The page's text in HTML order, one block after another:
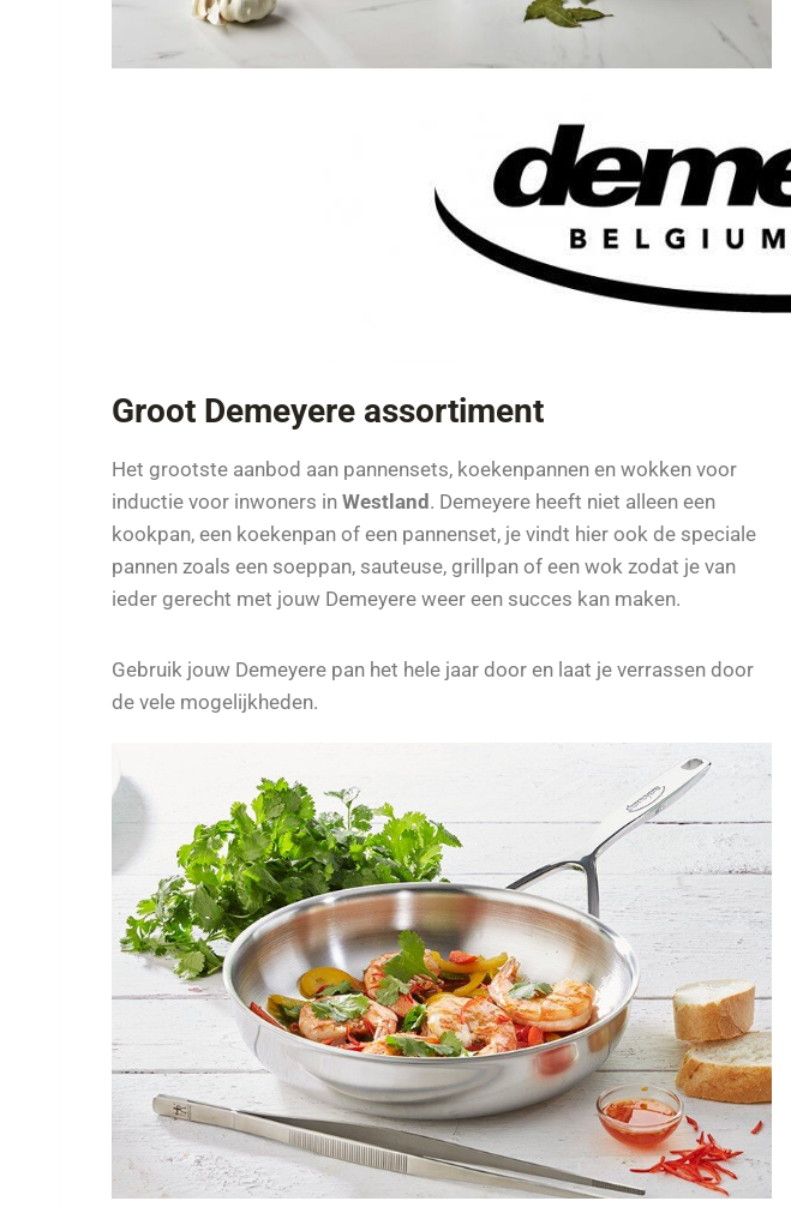
Groot Demeyere assortiment
Het grootste aanbod aan pannensets, koekenpannen en wokken voor
inductie voor inwoners in Westland. Demeyere heeft niet alleen een
kookpan, een koekenpan of een pannenset, je vindt hier ook de speciale
pannen zoals een soeppan, sauteuse, grillpan of een wok zodat je van
ieder gerecht met jouw Demeyere weer een succes kan maken.
Gebruik jouw Demeyere pan het hele jaar door en laat je verrassen door
de vele mogelijkheden.